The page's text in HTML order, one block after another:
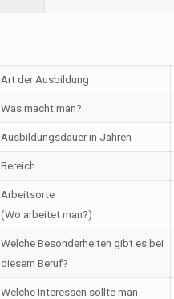
Art der Ausbildung
Was macht man?
Ausbildungsdauer in Jahren
Bereich
Arbeitsorte
(Wo arbeitet man?)
Welche Besonderheiten gibt es bei
diesem Beruf?
Welche Interessen sollte man